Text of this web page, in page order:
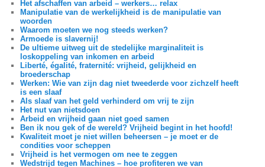
Het afschaffen van arbeid – werkers… relax
Manipulatie van de werkelijkheid is de manipulatie van
woorden
Waarom moeten we nog steeds werken?
Armoede is slavernij!
De ultieme uitweg uit de stedelijke marginaliteit is
loskoppeling van inkomen en arbeid
Liberté, égalité, fraternité: vrijheid, gelijkheid en
broederschap
Werken: Wie van zijn dag niet tweederde voor zichzelf heeft
is een slaaf
Als slaaf van het geld verhinderd om vrij te zijn
Het nut van nietsdoen
Arbeid en vrijheid gaan niet goed samen
Ben ik nou gek of de wereld? Vrijheid begint in het hoofd!
Kwaliteit moet je niet willen beheersen – je moet er de
condities voor scheppen
Vrijheid is het vermogen om nee te zeggen
Wedstrijd tegen Machines – hoe profiteren we van